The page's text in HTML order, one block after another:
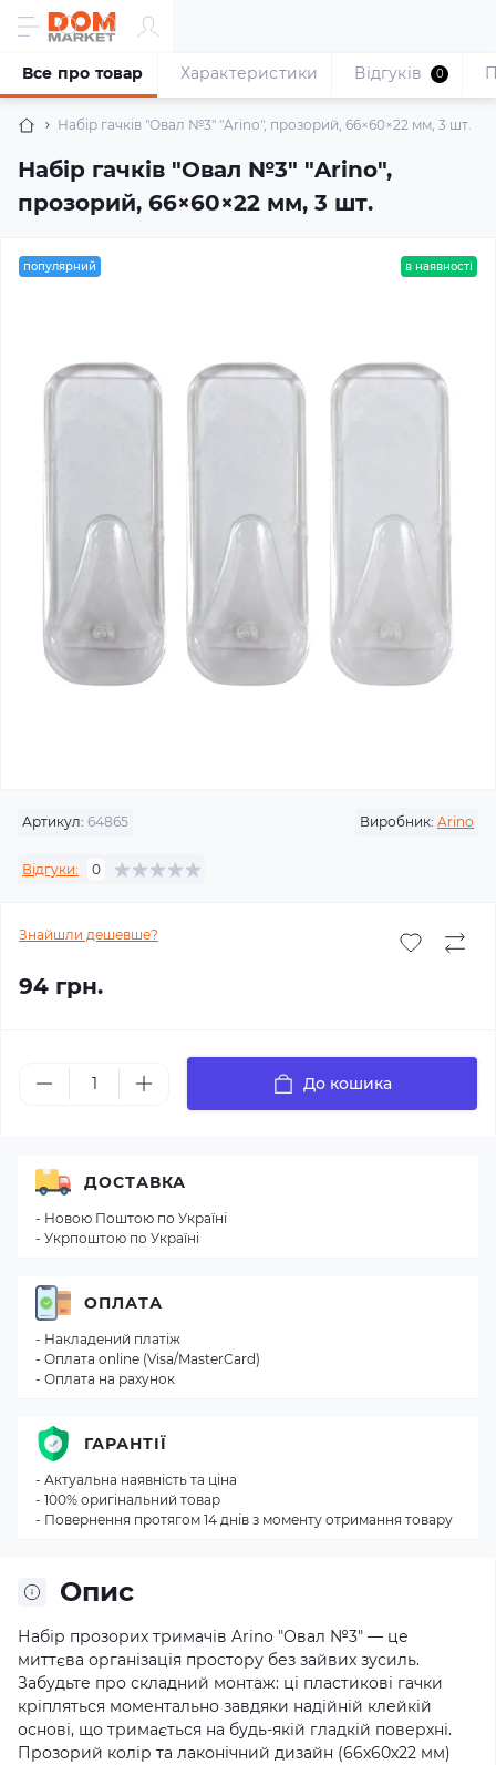
Набір гачків "Овал №3" "Arino", прозорий, 66×60×22 мм, 3 шт.
Набір гачків "Овал №3" "Arino",
прозорий, 66×60×22 мм, 3 шт.
Все про товар Характеристики Відгуків 0
популярний в наявності
Артикул: 64865 Виробник: Arino
Відгуки: 0
Знайшли дешевше?
94 грн.
До кошика
Опис
Набір прозорих тримачів Arino "Овал №3" — це
миттєва організація простору без зайвих зусиль.
Забудьте про складний монтаж: ці пластикові гачки
кріпляться моментально завдяки надійній клейкій
основі, що тримається на будь-якій гладкій поверхні.
Прозорий колір та лаконічний дизайн (66x60x22 мм)
ДОСТАВКА
- Новою Поштою по Україні
- Укрпоштою по Україні
ОПЛАТА
- Накладений платіж
- Оплата online (Visa/MasterCard)
- Оплата на рахунок
ГАРАНТІЇ
- Актуальна наявність та ціна
- 100% оригінальний товар
- Повернення протягом 14 днів з моменту отримання товару